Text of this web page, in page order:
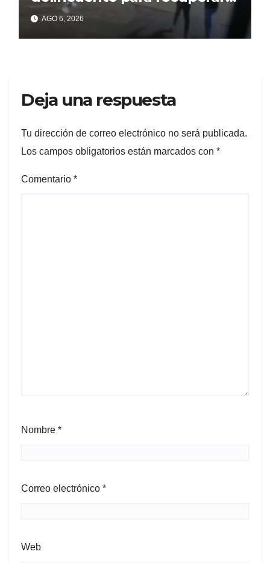
un celular robado en Berisso
AGO 6, 2026
Deja una respuesta
Tu dirección de correo electrónico no será publicada.
Los campos obligatorios están marcados con *
Comentario *
Nombre *
Correo electrónico *
Web